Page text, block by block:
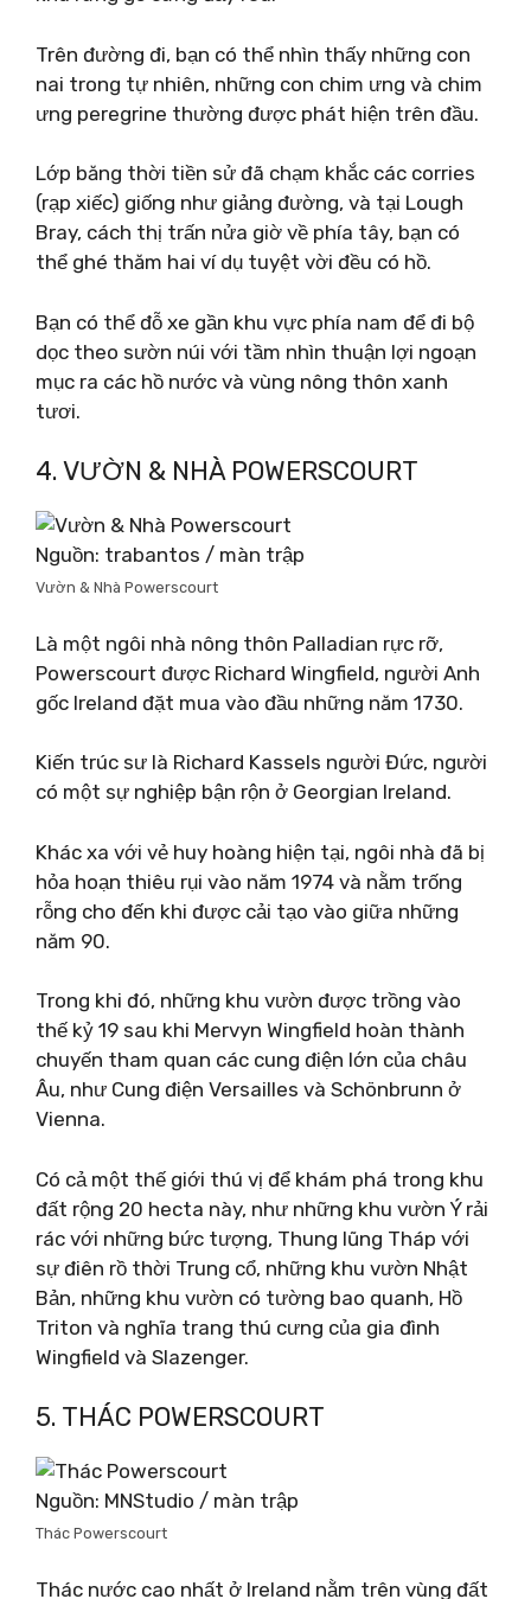
Trên đường đi, bạn có thể nhìn thấy những con
nai trong tự nhiên, những con chim ưng và chim
ưng peregrine thường được phát hiện trên đầu.
Lớp băng thời tiền sử đã chạm khắc các corries
(rạp xiếc) giống như giảng đường, và tại Lough
Bray, cách thị trấn nửa giờ về phía tây, bạn có
thể ghé thăm hai ví dụ tuyệt vời đều có hồ.
Bạn có thể đỗ xe gần khu vực phía nam để đi bộ
dọc theo sườn núi với tầm nhìn thuận lợi ngoạn
mục ra các hồ nước và vùng nông thôn xanh
tươi.
4. VƯỜN & NHÀ POWERSCOURT
Nguồn: trabantos / màn trập
Vườn & Nhà Powerscourt
Là một ngôi nhà nông thôn Palladian rực rỡ,
Powerscourt được Richard Wingfield, người Anh
gốc Ireland đặt mua vào đầu những năm 1730.
Kiến trúc sư là Richard Kassels người Đức, người
có một sự nghiệp bận rộn ở Georgian Ireland.
Khác xa với vẻ huy hoàng hiện tại, ngôi nhà đã bị
hỏa hoạn thiêu rụi vào năm 1974 và nằm trống
rỗng cho đến khi được cải tạo vào giữa những
năm 90.
Trong khi đó, những khu vườn được trồng vào
thế kỷ 19 sau khi Mervyn Wingfield hoàn thành
chuyến tham quan các cung điện lớn của châu
Âu, như Cung điện Versailles và Schönbrunn ở
Vienna.
Có cả một thế giới thú vị để khám phá trong khu
đất rộng 20 hecta này, như những khu vườn Ý rải
rác với những bức tượng, Thung lũng Tháp với
sự điên rồ thời Trung cổ, những khu vườn Nhật
Bản, những khu vườn có tường bao quanh, Hồ
Triton và nghĩa trang thú cưng của gia đình
Wingfield và Slazenger.
5. THÁC POWERSCOURT
Nguồn: MNStudio / màn trập
Thác Powerscourt
Thác nước cao nhất ở Ireland nằm trên vùng đất